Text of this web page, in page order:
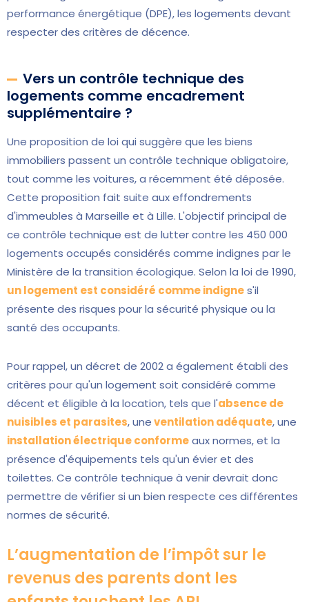
performance énergétique (DPE), les logements devant
respecter des critères de décence.
Vers un contrôle technique des
logements comme encadrement
supplémentaire ?
Une proposition de loi qui suggère que les biens
immobiliers passent un contrôle technique obligatoire,
tout comme les voitures, a récemment été déposée.
Cette proposition fait suite aux effondrements
d'immeubles à Marseille et à Lille. L'objectif principal de
ce contrôle technique est de lutter contre les 450 000
logements occupés considérés comme indignes par le
Ministère de la transition écologique. Selon la loi de 1990,
un logement est considéré comme indignes'il
présente des risques pour la sécurité physique ou la
santé des occupants.
Pour rappel, un décret de 2002 a également établi des
critères pour qu'un logement soit considéré comme
décent et éligible à la location, tels que l'absence de
nuisibles et parasites, uneventilation adéquate, une
installation électrique conformeaux normes, et la
présence d'équipements tels qu'un évier et des
toilettes. Ce contrôle technique à venir devrait donc
permettre de vérifier si un bien respecte ces différentes
normes de sécurité.
L’augmentation de l’impôt sur le
revenus des parents dont les